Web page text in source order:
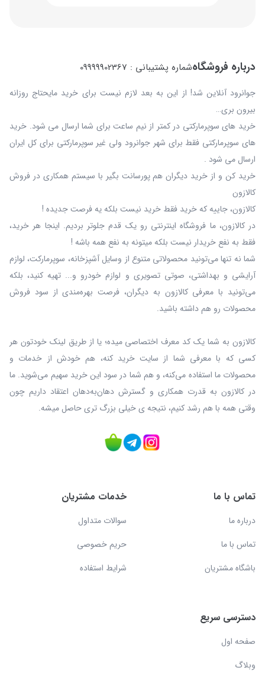
درباره فروشگاهشماره پشتیبانی : 09999902367
جوانرود آنلاین شد! از این به بعد لازم نیست برای خرید مایحتاج روزانه
بیرون بری…
خرید های سوپرمارکتی در کمتر از نیم ساعت برای شما ارسال می شود. خرید
های سوپرمارکتی فقط برای شهر جوانرود ولی غیر سوپرمارکتی برای کل ایران
ارسال می شود .
خرید کن و از خرید دیگران هم پورسانت بگیر با سیستم همکاری در فروش
کالازون
کالازون، جاییه که خرید فقط خرید نیست بلکه یه فرصت جدیده !
در کالازون، ما فروشگاه اینترنتی رو یک قدم جلوتر بردیم. اینجا هر خرید،
فقط به نفع خریدار نیست بلکه میتونه به نفع همه باشه !
شما نه‌ تنها می‌تونید محصولاتی متنوع از وسایل آشپزخانه، سوپرمارکت، لوازم
آرایشی و بهداشتی، صوتی تصویری و لوازم خودرو و... تهیه کنید، بلکه
می‌تونید با معرفی کالازون به دیگران، فرصت بهره‌مندی از سود فروش
محصولات رو هم داشته باشید.
کالازون به شما یک کد معرف اختصاصی میده؛ یا از طریق لینک خودتون هر
کسی که با معرفی شما از سایت خرید کنه، هم خودش از خدمات و
محصولات ما استفاده می‌کنه، و هم شما در سود این خرید سهیم می‌شوید. ما
در کالازون به قدرت همکاری و گسترش دهان‌به‌دهان اعتقاد داریم چون
وقتی همه با هم رشد کنیم، نتیجه ی خیلی بزرگ‌ تری حاصل میشه.
تماس با ما
درباره ما
تماس با ما
باشگاه مشتریان
خدمات مشتریان
سوالات متداول
حریم خصوصی
شرایط استفاده
دسترسی سریع
صفحه اول
وبلاگ